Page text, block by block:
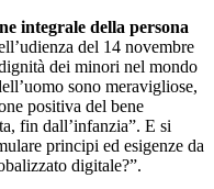
integrale della persona
del 14 novembre
dei minori nel mondo
sono meravigliose,
positiva del bene
fin dall’infanzia”. E si
principi ed esigenze da
digitale?”.